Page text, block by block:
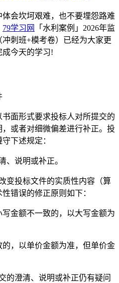
会坎坷艰难，也不要埋怨路难
79学习网
「水利案例」2026年监
刺班+模考卷）已经为大家更
今天的学习!
面形式要求投标人对所提交的
或者对细微偏差进行补正。投
下述规定：
、说明或补正。
变投标文件的实质性内容（算
错误的修正原则如下：
金额不一致的，以大写金额为
，以单价金额为准，但单价金
的澄清、说明或补正仍有疑问